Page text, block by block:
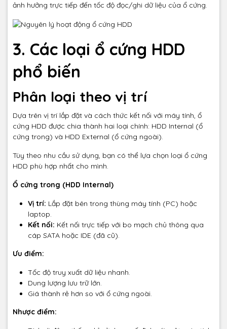
ảnh hưởng trực tiếp đến tốc độ đọc/ghi dữ liệu của ổ cứng.
3. Các loại ổ cứng HDD
phổ biến
Phân loại theo vị trí
Dựa trên vị trí lắp đặt và cách thức kết nối với máy tính, ổ
cứng HDD được chia thành hai loại chính: HDD Internal (ổ
cứng trong) và HDD External (ổ cứng ngoài).
Tùy theo nhu cầu sử dụng, bạn có thể lựa chọn loại ổ cứng
HDD phù hợp nhất cho mình.
Ổ cứng trong (HDD Internal)
Vị trí: Lắp đặt bên trong thùng máy tính (PC) hoặc
laptop.
Kết nối: Kết nối trực tiếp với bo mạch chủ thông qua
cáp SATA hoặc IDE (đã cũ).
Ưu điểm:
Tốc độ truy xuất dữ liệu nhanh.
Dung lượng lưu trữ lớn.
Giá thành rẻ hơn so với ổ cứng ngoài.
Nhược điểm: